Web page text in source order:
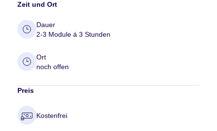
Zeit und Ort
Dauer
2-3 Module á 3 Stunden
Ort
noch offen
Preis
Kostenfrei